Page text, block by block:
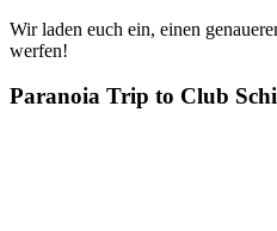
Wir laden euch ein, einen
werfen!
Paranoia Trip to Club